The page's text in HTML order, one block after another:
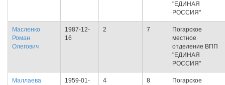
"ЕДИНАЯ
РОССИЯ"
Масленко
Роман
Олегович
1987-12-
16
2 7
Погарское
местное
отделение ВПП
"ЕДИНАЯ
РОССИЯ"
Маллаева
1959-01-
4 8
Погарское